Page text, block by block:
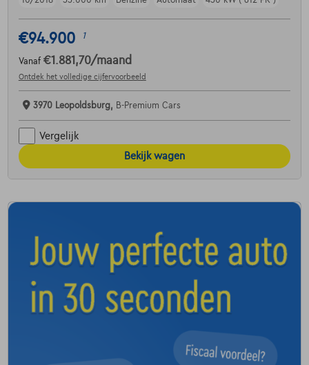
€94.900 1
Vanaf €1.881,70/maand
Ontdek het volledige cijfervoorbeeld
3970 Leopoldsburg, B-Premium Cars
Vergelijk
Bekijk wagen